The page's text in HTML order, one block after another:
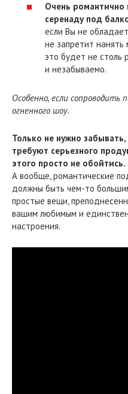
Очень
серенаду под
если Вы не
не запретит
это будет не столь
и незабываемо.
Особенно, если
огненного шоу.
Только не нужно
требуют серьезного
этого просто не обойтись.
А вообще, романтические
должны быть чем-то
простые вещи,
вашим любимым и
настроения.